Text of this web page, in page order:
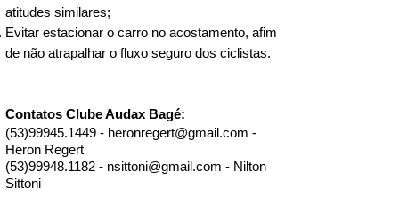
atitudes similares;
Evitar estacionar o carro no acostamento, afim
de não atrapalhar o fluxo seguro dos ciclistas.
Contatos Clube Audax Bagé​​:
(53)99945.1449 - heronregert@gmail.com -
Heron Regert
(53)99948.1182 - nsittoni@gmail.com - Nilton
Sittoni